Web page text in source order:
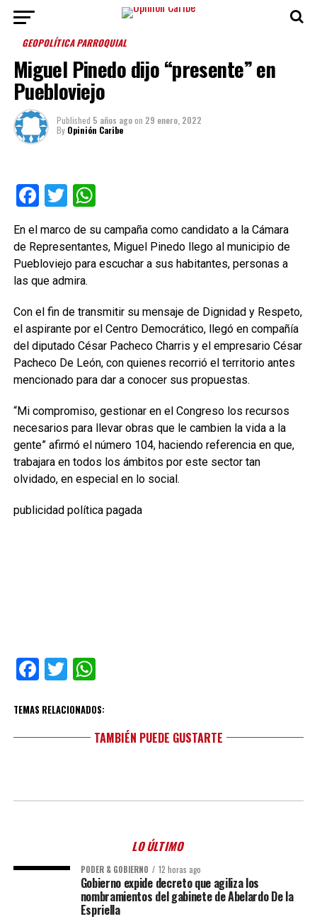
GEOPOLÍTICA PARROQUIAL
Miguel Pinedo dijo “presente” en
Puebloviejo
Published 5 años agoon 29 enero, 2022
By Opinión Caribe
Facebook
TwitterWhatsApp
En el marco de su campaña como candidato a la Cámara
de Representantes, Miguel Pinedo llego al municipio de
Puebloviejo para escuchar a sus habitantes, personas a
las que admira.
Con el fin de transmitir su mensaje de Dignidad y Respeto,
el aspirante por el Centro Democrático, llegó en compañía
del diputado César Pacheco Charris y el empresario César
Pacheco De León, con quienes recorrió el territorio antes
mencionado para dar a conocer sus propuestas.
“Mi compromiso, gestionar en el Congreso los recursos
necesarios para llevar obras que le cambien la vida a la
gente” afirmó el número 104, haciendo referencia en que,
trabajara en todos los ámbitos por este sector tan
olvidado, en especial en lo social.
publicidad política pagada
Facebook
TwitterWhatsApp
TEMAS RELACIONADOS:
TAMBIÉN PUEDE GUSTARTE
LO ÚLTIMO
PODER & GOBIERNO 12 horas ago
Gobierno expide decreto que agiliza los
nombramientos del gabinete de Abelardo De la
Espriella